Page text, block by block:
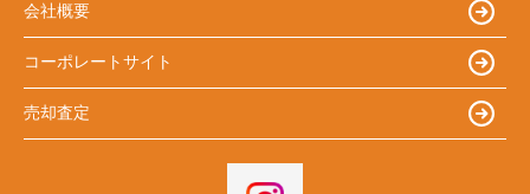
会社概要
コーポレートサイト
売却査定